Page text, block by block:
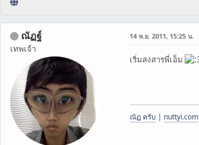
ณัฏฐ์
เทพเจ้า
14 พ.ย. 2011, 15:25 น.
เริ่มสงสารพี่เอ็ม
ณัฏ ครับ | nuttyi.com